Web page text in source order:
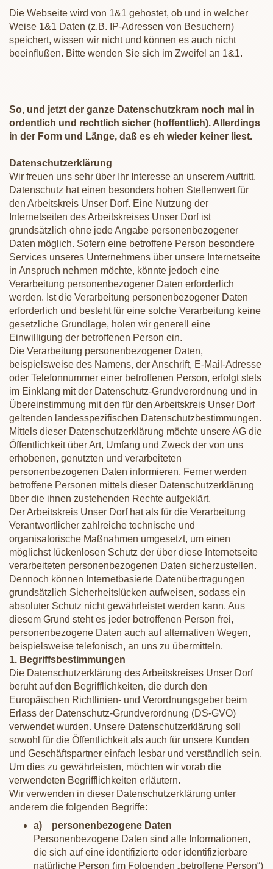
Die Webseite wird von 1&1 gehostet, ob und in welcher
Weise 1&1 Daten (z.B. IP-Adressen von Besuchern)
speichert, wissen wir nicht und können es auch nicht
beeinflußen. Bitte wenden Sie sich im Zweifel an 1&1.
So, und jetzt der ganze Datenschutzkram noch mal in
ordentlich und rechtlich sicher (hoffentlich). Allerdings
in der Form und Länge, daß es eh wieder keiner liest.
Datenschutzerklärung
Wir freuen uns sehr über Ihr Interesse an unserem Auftritt.
Datenschutz hat einen besonders hohen Stellenwert für
den Arbeitskreis Unser Dorf. Eine Nutzung der
Internetseiten des Arbeitskreises Unser Dorf ist
grundsätzlich ohne jede Angabe personenbezogener
Daten möglich. Sofern eine betroffene Person besondere
Services unseres Unternehmens über unsere Internetseite
in Anspruch nehmen möchte, könnte jedoch eine
Verarbeitung personenbezogener Daten erforderlich
werden. Ist die Verarbeitung personenbezogener Daten
erforderlich und besteht für eine solche Verarbeitung keine
gesetzliche Grundlage, holen wir generell eine
Einwilligung der betroffenen Person ein.
Die Verarbeitung personenbezogener Daten,
beispielsweise des Namens, der Anschrift, E-Mail-Adresse
oder Telefonnummer einer betroffenen Person, erfolgt stets
im Einklang mit der Datenschutz-Grundverordnung und in
Übereinstimmung mit den für den Arbeitskreis Unser Dorf
geltenden landesspezifischen Datenschutzbestimmungen.
Mittels dieser Datenschutzerklärung möchte unsere AG die
Öffentlichkeit über Art, Umfang und Zweck der von uns
erhobenen, genutzten und verarbeiteten
personenbezogenen Daten informieren. Ferner werden
betroffene Personen mittels dieser Datenschutzerklärung
über die ihnen zustehenden Rechte aufgeklärt.
Der Arbeitskreis Unser Dorf hat als für die Verarbeitung
Verantwortlicher zahlreiche technische und
organisatorische Maßnahmen umgesetzt, um einen
möglichst lückenlosen Schutz der über diese Internetseite
verarbeiteten personenbezogenen Daten sicherzustellen.
Dennoch können Internetbasierte Datenübertragungen
grundsätzlich Sicherheitslücken aufweisen, sodass ein
absoluter Schutz nicht gewährleistet werden kann. Aus
diesem Grund steht es jeder betroffenen Person frei,
personenbezogene Daten auch auf alternativen Wegen,
beispielsweise telefonisch, an uns zu übermitteln.
1. Begriffsbestimmungen
Die Datenschutzerklärung des Arbeitskreises Unser Dorf
beruht auf den Begrifflichkeiten, die durch den
Europäischen Richtlinien- und Verordnungsgeber beim
Erlass der Datenschutz-Grundverordnung (DS-GVO)
verwendet wurden. Unsere Datenschutzerklärung soll
sowohl für die Öffentlichkeit als auch für unsere Kunden
und Geschäftspartner einfach lesbar und verständlich sein.
Um dies zu gewährleisten, möchten wir vorab die
verwendeten Begrifflichkeiten erläutern.
Wir verwenden in dieser Datenschutzerklärung unter
anderem die folgenden Begriffe:
a) personenbezogene Daten
Personenbezogene Daten sind alle Informationen,
die sich auf eine identifizierte oder identifizierbare
natürliche Person (im Folgenden „betroffene Person“)